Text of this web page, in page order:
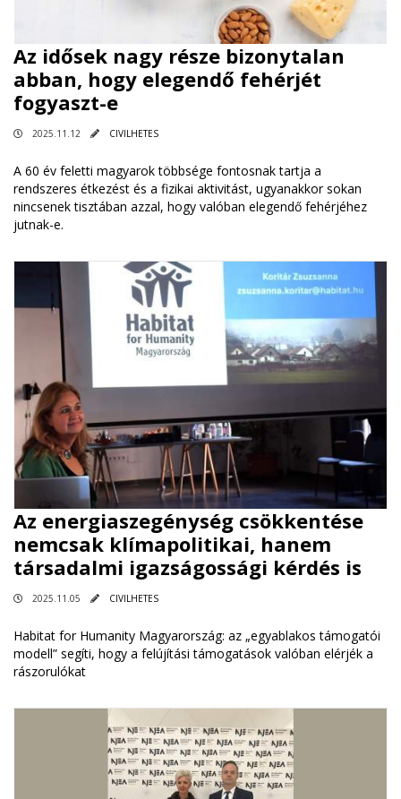
Az idősek nagy része bizonytalan
abban, hogy elegendő fehérjét
fogyaszt-e
2025.11.12 CIVILHETES
A 60 év feletti magyarok többsége fontosnak tartja a
rendszeres étkezést és a fizikai aktivitást, ugyanakkor sokan
nincsenek tisztában azzal, hogy valóban elegendő fehérjéhez
jutnak-e.
Az energiaszegénység csökkentése
nemcsak klímapolitikai, hanem
társadalmi igazságossági kérdés is
2025.11.05 CIVILHETES
Habitat for Humanity Magyarország: az „egyablakos támogatói
modell” segíti, hogy a felújítási támogatások valóban elérjék a
rászorulókat